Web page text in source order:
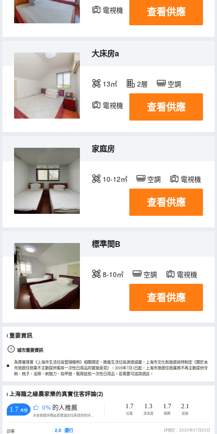
電視機 查看供應
大床房a
13㎡ 2層 空調
電視機 查看供應
家庭房
10-12㎡ 空調 電視機
查看供應
標準間B
8-10㎡ 空調 電視機
查看供應
重要資訊
城市重要資訊
為貫徹落實《上海市生活垃圾管理條例》相關規定，推進生活垃圾源頭減量，上海市文化和旅遊局特制定《關於本
市旅遊住宿業不主動提供客房一次性日用品的實施意見》，2019年7月1日起，上海市旅遊住宿業將不再主動提供牙
刷、梳子、浴擦、剃鬚刀、指甲銼、鞋擦這些一次性日用品。若需要可諮詢酒店。
上海龍之緣農家樂的真實住客評論(2)
1.7 /5分 0% 的人推薦
永安旅遊評價由真實酒店住客提供的評價。
1.7
位置
1.3
清潔度
1.7
服務
2.1
設施
訪客
2.0 還行
評價於：2025年07月29日